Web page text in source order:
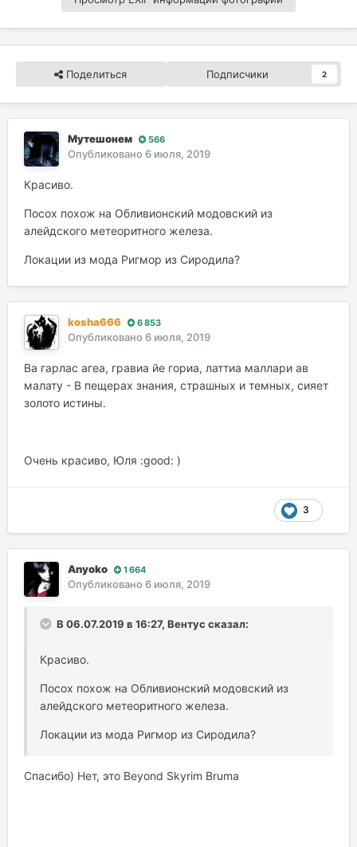
Поделиться Подписчики 2
Мутешонем 566
Опубликовано 6 июля, 2019
Красиво.
Посох похож на Обливионский модовский из
алейдского метеоритного железа.
Локации из мода Ригмор из Сиродила?
kosha666 6 853
Опубликовано 6 июля, 2019
Ва гарлас агеа, гравиа йе гориа, латтиа маллари ав
малату - В пещерах знания, страшных и темных, сияет
золото истины.
Очень красиво, Юля :good: )
3
Anyoko 1 664
Опубликовано 6 июля, 2019
В 06.07.2019 в 16:27, Вентус сказал:
Красиво.
Посох похож на Обливионский модовский из
алейдского метеоритного железа.
Локации из мода Ригмор из Сиродила?
Спасибо) Нет, это Beyond Skyrim Bruma